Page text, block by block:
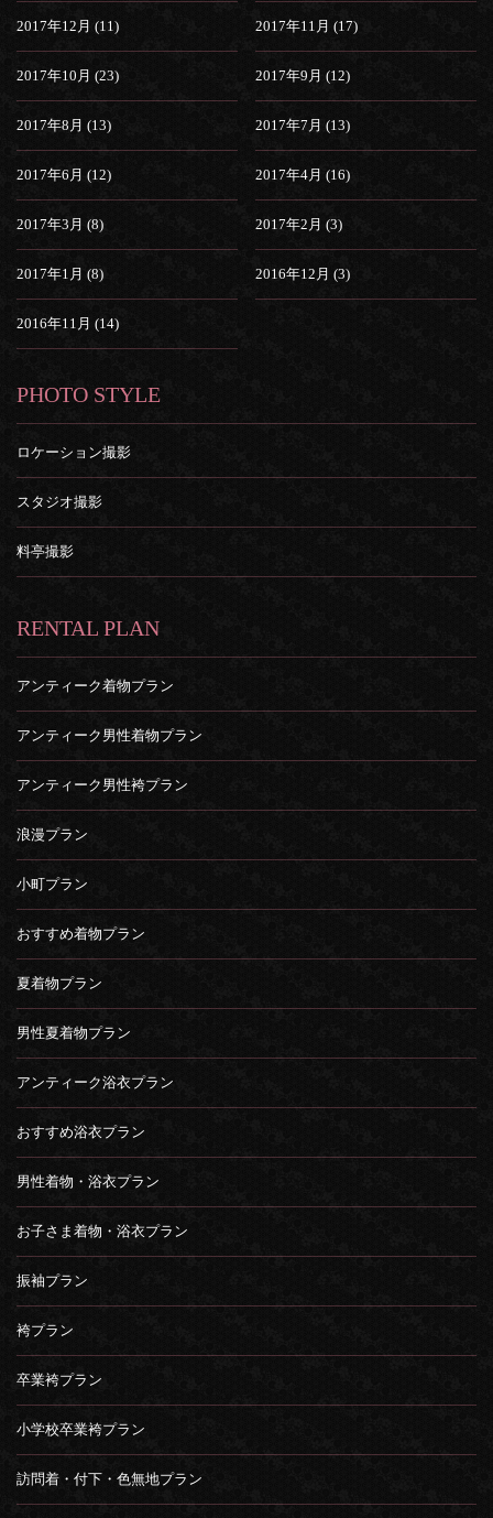
2017年12月 (11) 2017年11月 (17)
2017年10月 (23) 2017年9月 (12)
2017年8月 (13) 2017年7月 (13)
2017年6月 (12) 2017年4月 (16)
2017年3月 (8) 2017年2月 (3)
2017年1月 (8) 2016年12月 (3)
2016年11月 (14)
PHOTO STYLE
ロケーション撮影
スタジオ撮影
料亭撮影
RENTAL PLAN
アンティーク着物プラン
アンティーク男性着物プラン
アンティーク男性袴プラン
浪漫プラン
小町プラン
おすすめ着物プラン
夏着物プラン
男性夏着物プラン
アンティーク浴衣プラン
おすすめ浴衣プラン
男性着物・浴衣プラン
お子さま着物・浴衣プラン
振袖プラン
袴プラン
卒業袴プラン
小学校卒業袴プラン
訪問着・付下・色無地プラン